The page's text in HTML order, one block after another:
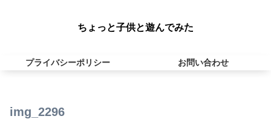
ちょっと子供と遊んでみた
プライバシーポリシー お問い合わせ
img_2296